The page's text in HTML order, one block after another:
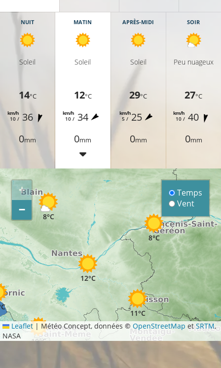
NUIT
Soleil
14°C
10 /
km/h 36
0mm
MATIN
Soleil
12°C
10 /
km/h 34
0mm
APRÈS-MIDI
Soleil
29°C
5 /
km/h25
0mm
SOIR
Peu nuageux
27°C
10 /
km/h 40
0mm
9°C
8°C
8°C
11°C
10°C
12°C
+
−
Temps
Vent
Leaflet | Météo Concept, données ©OpenStreetMap etSRTM,
NASA